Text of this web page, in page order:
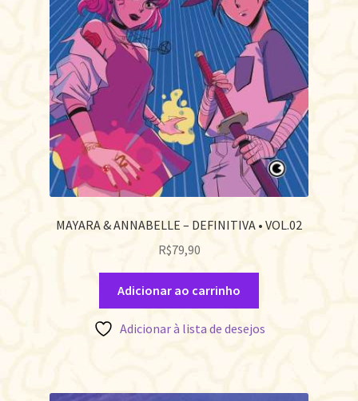
MAYARA & ANNABELLE – DEFINITIVA • VOL.02
R$79,90
Adicionar ao carrinho
Adicionar à lista de desejos